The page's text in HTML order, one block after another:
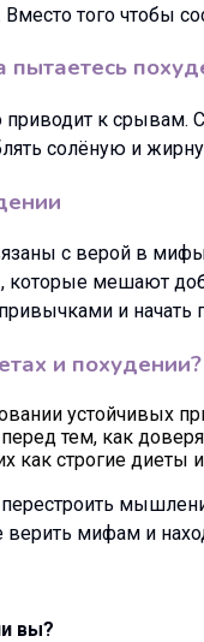
того чтобы
пытаетесь
приводит к срывам.
солёную и
с верой в
мешают
и начать
и похудении?
устойчивых
тем, как
как строгие
мифам и
вы?